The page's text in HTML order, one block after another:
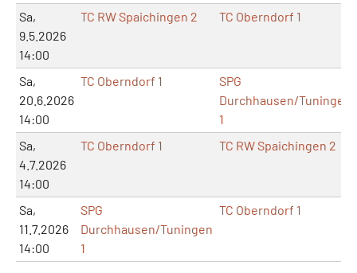
Sa,
9.5.2026
14:00
TC RW Spaichingen 2 TC Oberndorf 1
Sa,
20.6.2026
14:00
TC Oberndorf 1
SPG
Durchhausen/Tuningen
1
Sa,
4.7.2026
14:00
TC Oberndorf 1 TC RW Spaichingen 2
Sa,
11.7.2026
14:00
SPG
Durchhausen/Tuningen
1
TC Oberndorf 1